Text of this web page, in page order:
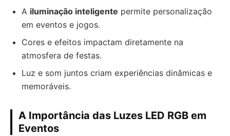
A iluminação inteligente permite personalização
em eventos e jogos.
Cores e efeitos impactam diretamente na
atmosfera de festas.
Luz e som juntos criam experiências dinâmicas e
memoráveis.
A Importância das Luzes LED RGB em
Eventos